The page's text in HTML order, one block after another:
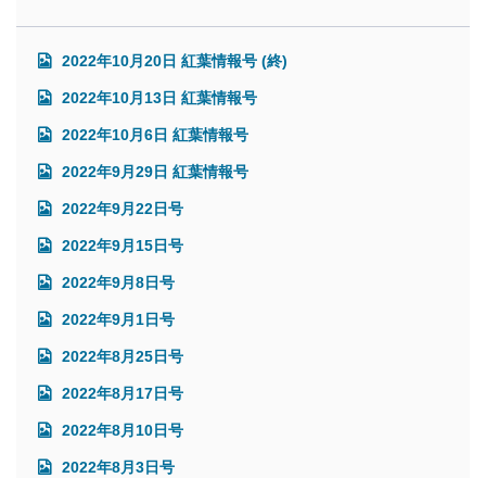
2022年10月20日 紅葉情報号 (終)
2022年10月13日 紅葉情報号
2022年10月6日 紅葉情報号
2022年9月29日 紅葉情報号
2022年9月22日号
2022年9月15日号
2022年9月8日号
2022年9月1日号
2022年8月25日号
2022年8月17日号
2022年8月10日号
2022年8月3日号